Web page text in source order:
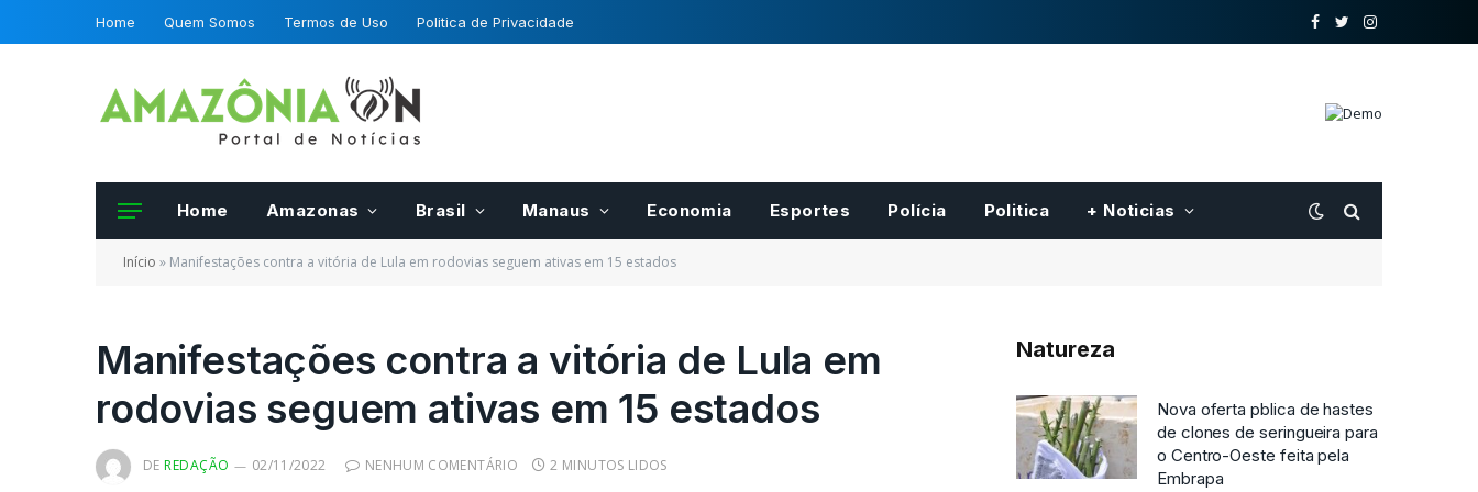
Home Quem Somos Termos de Uso Politica de Privacidade
o
TwitterInstagram
Home Amazonas Brasil Manaus Economia Esportes Polícia Politica + Noticias
Início » Manifestações contra a vitória de Lula em rodovias seguem ativas em 15 estados
Manifestações contra a vitória de Lula em
rodovias seguem ativas em 15 estados
DE REDAÇÃO 02/11/2022 NENHUM COMENTÁRIO 2 MINUTOS LIDOS
Natureza
Frutas e hortalias para pases
certificadas por fiscais do
Mapa
Registro Nacional de
Nova oferta pblica de hastes
de clones de seringueira para
o Centro-Oeste feita pela
Embrapa